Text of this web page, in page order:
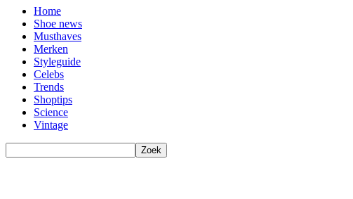
Home
Shoe news
Musthaves
Merken
Styleguide
Celebs
Trends
Shoptips
Science
Vintage